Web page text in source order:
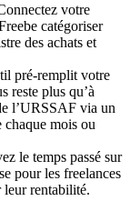
votre
catégoriser
des achats et
pré-remplit votre
reste plus qu’à
l’URSSAF via un
chaque mois ou
le temps passé sur
pour les freelances
leur rentabilité.